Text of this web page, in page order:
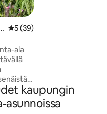
Keskimääräinen arvio 5/5,
5 (39)
ala
Seesteisyyttä ja
sydämessä
kaupungin
asunnoissa